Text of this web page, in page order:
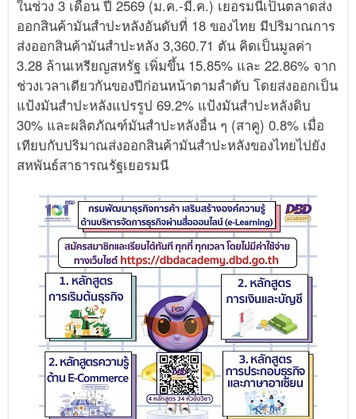
ในช่วง 3 เดือน ปี 2569 (ม.ค.-มี.ค.) เยอรมนีเป็นตลาดส่ง
ออกสินค้ามันสำปะหลังอันดับที่ 18 ของไทย มีปริมาณการ
ส่งออกสินค้ามันสำปะหลัง 3,360.71 ตัน คิดเป็นมูลค่า
3.28 ล้านเหรียญสหรัฐ เพิ่มขึ้น 15.85% และ 22.86% จาก
ช่วงเวลาเดียวกันของปีก่อนหน้าตามลำดับ โดยส่งออกเป็น
แป้งมันสำปะหลังแปรรูป 69.2% แป้งมันสำปะหลังดิบ
30% และผลิตภัณฑ์มันสำปะหลังอื่น ๆ (สาคู) 0.8% เมื่อ
เทียบกับปริมาณส่งออกสินค้ามันสำปะหลังของไทยไปยัง
สหพันธ์สาธารณรัฐเยอรมนี